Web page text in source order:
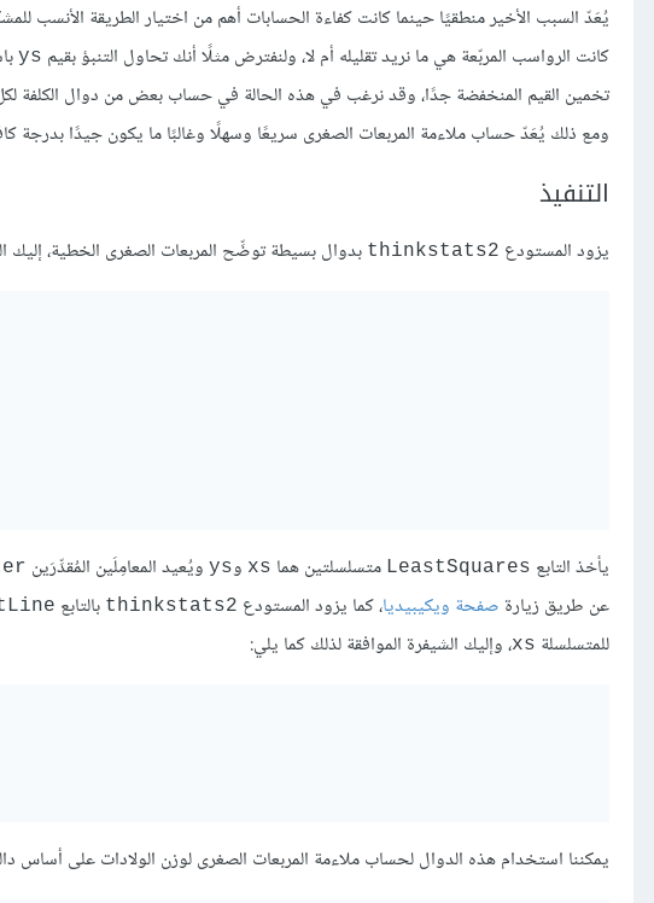
يُعَدّ السبب الأخير منطقيًا حينما كانت كفاءة الحسابات أهم من اختيار الطريقة الأنسب
كانت الرواسب المربّعة هي ما نريد تقليله أم لا، ولنفترض مثلًا أنك تحاول التنبؤ بقيم ys
تخمين القيم المنخفضة جدًا، وقد نرغب في هذه الحالة في حساب بعض من دوال الكلفة لكل
ومع ذلك يُعَدّ حساب ملاءمة المربعات الصغرى سريعًا وسهلًا وغالبًا ما يكون جيدًا بدرجة
التنفيذ
يزود المستودع thinkstats2 بدوال بسيطة توضِّح المربعات الصغرى الخطية، إليك
يأخذ التابع LeastSquares متسلسلتين هما xs وys ويُعيد المعامِلَين المُقدِّرَين
عن طريق زيارة صفحة ويكيبيديا، كما يزود المستودع thinkstats2 بالتابع
للمتسلسلة xs، وإليك الشيفرة الموافقة لذلك كما يلي:
يمكننا استخدام هذه الدوال لحساب ملاءمة المربعات الصغرى لوزن الولادات على أساس